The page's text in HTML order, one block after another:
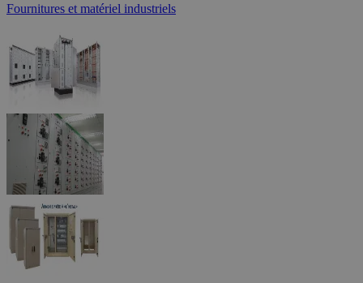
Fournitures et matériel industriels